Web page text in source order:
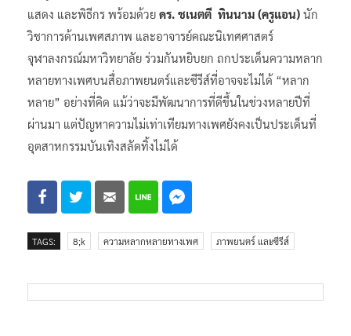
แสดง และพิธีกร พร้อมด้วย ดร. ชเนตตี ทินนาม (ครูแอน) นัก
วิชาการด้านเพศสภาพ และอาจารย์คณะนิเทศศาสตร์
จุฬาลงกรณ์มหาวิทยาลัย ร่วมกันหยิบยก ถกประเด็นความหลาก
หลายทางเพศบนสื่อภาพยนตร์และซีรีส์ที่อาจจะไม่ได้ “หลาก
หลาย” อย่างที่คิด แม้ว่าจะมีพัฒนาการที่ดีขึ้นในช่วงหลายปีที่
ผ่านมา แต่ปัญหาความไม่เท่าเทียมทางเพศยังคงเป็นประเด็นที่
อุตสาหกรรมบันเทิงสลัดทิ้งไม่ได้
TAGS: 8;k ความหลากหลายทางเพศ ภาพยนตร์ และซีรีส์